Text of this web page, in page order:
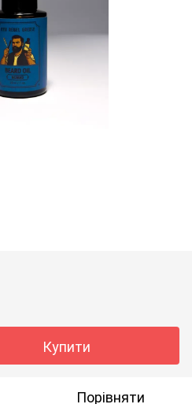
Купити
Порівняти